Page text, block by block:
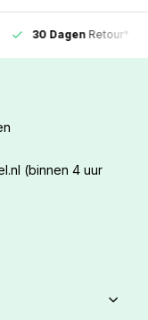
30 DagenRetour*
(binnen 4 uur